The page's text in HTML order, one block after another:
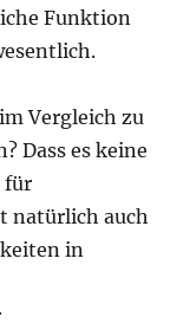
Funktion
Vergleich zu
Dass es keine
für
natürlich auch
in